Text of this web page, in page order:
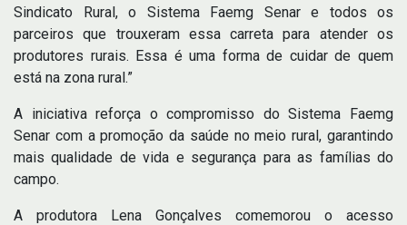
Sindicato Rural, o Sistema Faemg Senar e todos os
parceiros que trouxeram essa carreta para atender os
produtores rurais. Essa é uma forma de cuidar de quem
está na zona rural.”
A iniciativa reforça o compromisso do Sistema Faemg
Senar com a promoção da saúde no meio rural, garantindo
mais qualidade de vida e segurança para as famílias do
campo.
A produtora Lena Gonçalves comemorou o acesso